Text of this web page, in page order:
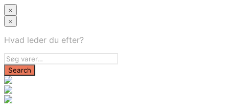
×
×
Hvad leder du efter?